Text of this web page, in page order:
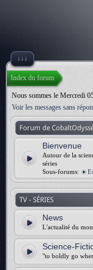
↓↓↓
Index du forum
Nous sommes le Mercredi
Voir les messages sans
Forum de
Bienvenue
Autour de la
séries
Sous-forums:
TV - SÉRIES
News
L'actualité du
Science-
"to boldly go